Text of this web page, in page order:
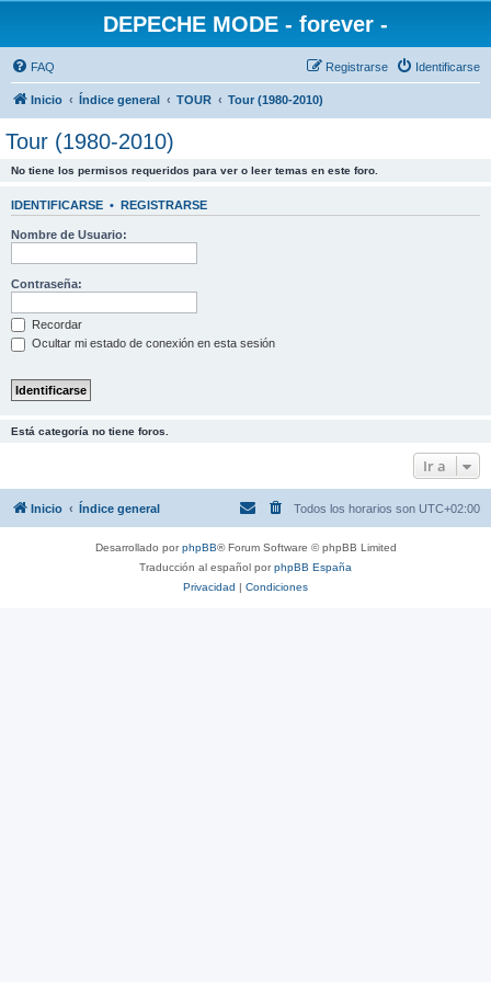
DEPECHE MODE - forever -
FAQ Identificarse
Registrarse
Inicio Índice general TOUR Tour (1980-2010)
Tour (1980-2010)
No tiene los permisos requeridos para ver o leer temas en este foro.
IDENTIFICARSE • REGISTRARSE
Nombre de Usuario:
Contraseña:
Recordar
Ocultar mi estado de conexión en esta sesión
Está categoría no tiene foros.
Ir a
Inicio Índice general Todos los horarios son UTC+02:00
Desarrollado porphpBB® Forum Software © phpBB Limited
Traducción al español porphpBB España
Privacidad | Condiciones